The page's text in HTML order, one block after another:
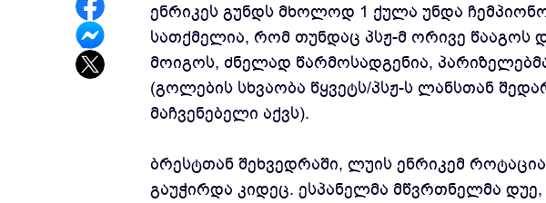
ენრიკეს გუნდს მხოლოდ 1 ქულა უნდა
სათქმელია, რომ თუნდაც პსჟ-მ ორივე წააგოს
მოიგოს, ძნელად წარმოსადგენია,
(გოლების სხვაობა წყვეტს/პსჟ-ს ლანსთან
მაჩვენებელი აქვს).
ბრესტთან შეხვედრაში, ლუის ენრიკემ
გაუჭირდა კიდეც. ესპანელმა მწვრთნელმა